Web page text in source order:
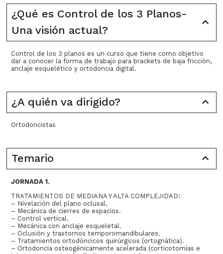
¿Qué es Control de los 3 Planos-
Una visión actual?
Control de los 3 planos es un curso que tiene como objetivo
dar a conocer la forma de trabajo para brackets de baja fricción,
anclaje esquelético y ortodoncia digital.
¿A quién va dirigido?
Ortodoncistas
Temario
JORNADA 1.
TRATAMIENTOS DE MEDIANA Y ALTA COMPLEJIDAD:
– Nivelación del plano oclusal.
– Mecánica de cierres de espacios.
– Control vertical.
– Mecánica con anclaje esqueletal.
– Oclusión y trastornos temporomandibulares.
– Tratamientos ortodóncicos quirúrgicos (ortognática).
– Ortodoncia osteogénicamente acelerada (corticotomías e